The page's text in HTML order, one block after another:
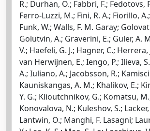
R.; Durhan, O.; Fabbri, F.; Fedotovs,
Ferro-Luzzi, M.; Fini, R. A.; Fiorillo,
Funk, W.; Walls, F. M. Garay;
Golutvin, A.; Graverini, E.; Guler, A.
V.; Haefeli, G. J.; Hagner, C.; Herrera,
van Herwijnen, E.; Iengo, P.; Ilieva,
A.; Iuliano, A.; Jacobsson, R.;
Kauniskangas, A. M.; Khalikov, E.;
Y. G.; Klioutchnikov, G.; Komatsu,
Konovalova, N.; Kuleshov, S.;
Lantwin, O.; Manghi, F. Lasagni;